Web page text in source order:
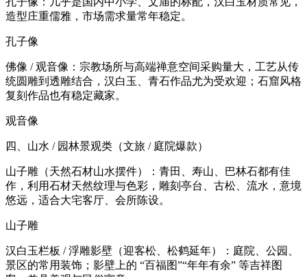
造型庄重儒雅，市场需求量常年稳定。
孔子像
佛像 / 观音像：宗教场所与高端禅意空间采购量大，工艺从传
统圆雕到透雕结合，汉白玉、青石作品尤为受欢迎；石窟风格
复刻作品也有稳定藏家。
观音像
四、山水 / 园林景观类（文旅 / 庭院爆款）
山子雕（天然石材山水摆件）：青田、寿山、巴林石都有佳
作，利用石材天然纹理与色彩，雕刻亭台、古松、流水，意境
悠远，适合大宅客厅、会所陈设。
山子雕
汉白玉栏板 / 浮雕影壁（迎客松、松鹤延年）：庭院、公园、
景区的常用装饰；影壁上的 “百福图”“年年有余” 等吉祥图